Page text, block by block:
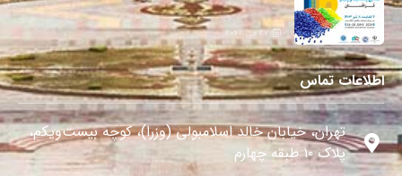
27 می 2024
اطلاعات تماس
تهران، خیابان خالد اسلامبولی (وزرا)، کوچه بیست‌ویکم،
پلاک ۱۰ طبقه چهارم